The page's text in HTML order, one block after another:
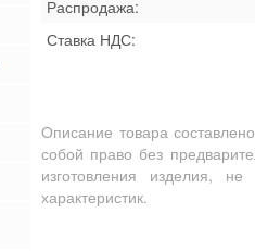
Распродажа:
Ставка НДС:
Описание товара
собой право без
изготовления изделия,
характеристик.